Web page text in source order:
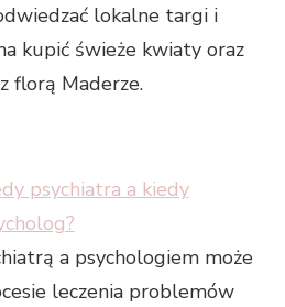
lokalne targi i
kupić świeże kwiaty oraz
florą Maderze.
psychiatra a kiedy
a psychologiem może
leczenia problemów